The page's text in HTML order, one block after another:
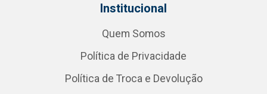
Institucional
Quem Somos
Política de Privacidade
Política de Troca e Devolução